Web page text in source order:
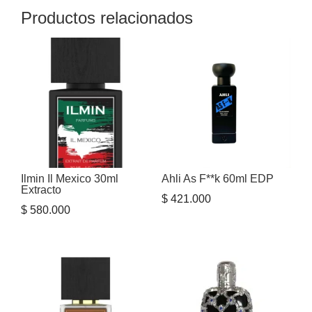
Productos relacionados
Ilmin Il Mexico 30ml
Extracto
$ 580.000
Ahli As F**k 60ml EDP
$421.000